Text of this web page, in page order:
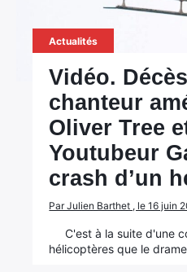
Actualités
Vidéo.
chanteur
Oliver Tree
Youtubeur
crash d’un
Par Julien Barthet , le 16 juin
C'est à la suite d'une
hélicoptères que le